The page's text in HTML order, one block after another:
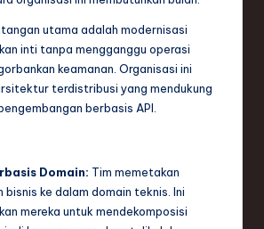
utama adalah modernisasi
inti tanpa mengganggu operasi
keamanan. Organisasi ini
terdistribusi yang mendukung
berbasis API.
Domain: Tim memetakan
bisnis ke dalam domain teknis. Ini
mereka untuk mendekomposisi